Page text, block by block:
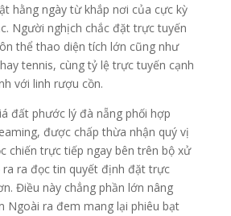
hằng ngày từ khắp nơi của cực kỳ
Người nghịch chắc đặt trực tuyến
thể thao diện tích lớn cũng như
tennis, cùng tỷ lệ trực tuyến cạnh
với linh rượu cồn.
đất phước lý đà nẵng phối hợp
được chấp thừa nhận quý vị
chiến trực tiếp ngay bên trên bộ xử
ra ra đọc tin quyết định đặt trực
Điều này chẳng phần lớn nâng
Ngoài ra đem mang lại phiêu bạt